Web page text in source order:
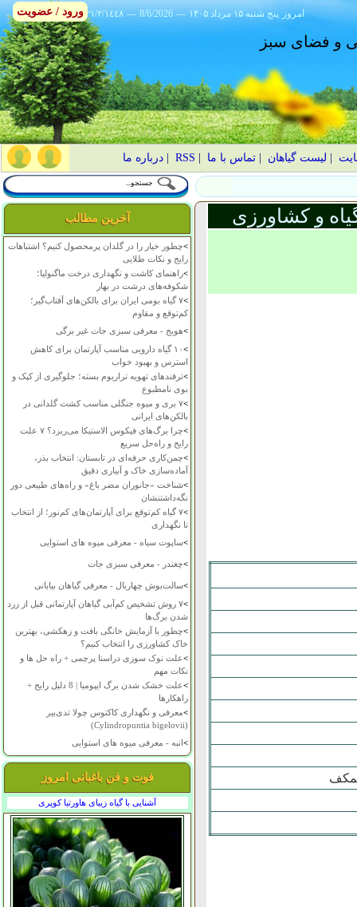
٢١/٢/١٤٤٨ --- 8/6/2026 --- ۱۴۰۵ پنج شنبه ۱۵ مرداد امروز
و فضای سبز
لیست گیاهان |تماس با ما RSS
|درباره ما
آخرین مطالب
>چطور خیار را در گلدان پرمحصول کنیم؟ اشتباهات
رایج و نکات طلایی
>راهنمای کاشت و نگهداری درخت ماگنولیا؛
شکوفه‌های درشت در بهار
>
۷ گیاه بومی ایران برای بالکن‌های آفتاب‌گیر؛
کم‌توقع و مقاوم
>هویج - معرفی سبزی جات غیر برگی
>
۱۰ گیاه دارویی مناسب آپارتمان برای کاهش
استرس و بهبود خواب
>ترفندهای تهویه تراریوم بسته؛ جلوگیری از کپک و
بوی نامطبوع
>
۷ بری و میوه جنگلی مناسب کشت گلدانی در
بالکن‌های ایرانی
>
چرا برگ‌های فیکوس الاستیکا می‌ریزد؟ ۷ علت
رایج و راه‌حل سریع
>چمن‌کاری حرفه‌ای در تابستان: انتخاب بذر،
آماده‌سازی خاک و آبیاری دقیق
>شناخت «جانوران مضر باغ» و راه‌های طبیعی دور
نگه‌داشتنشان
>
۷ گیاه کم‌توقع برای آپارتمان‌های کم‌نور؛ از انتخاب
تا نگهداری
>ساپوت سیاه - معرفی میوه های استوایی
>چغندر - معرفی سبزی جات
>سالت‌بوش چهاربال - معرفی گیاهان بیابانی
>
۷ روش تشخیص کم‌آبی گیاهان آپارتمانی قبل از زرد
شدن برگ‌ها
>چطور با آزمایش خانگی بافت و زهکشی، بهترین
خاک کشاورزی را انتخاب کنیم؟
>علت نوک سوزی دراسنا پرچمی + راه حل ها و
نکات مهم
>
علت خشک شدن برگ ایپومیا | 8 دلیل رایج +
راهکارها
>معرفی و نگهداری کاکتوس چولا تدی‌بیر
(Cylindropuntia bigelovii)
>انبه - معرفی میوه های استوایی
فوت و فن باغبانی امروز
آشنایی با گیاه زیبای هاورتیا کوپری
و کشاورزی
ورود / عضویت